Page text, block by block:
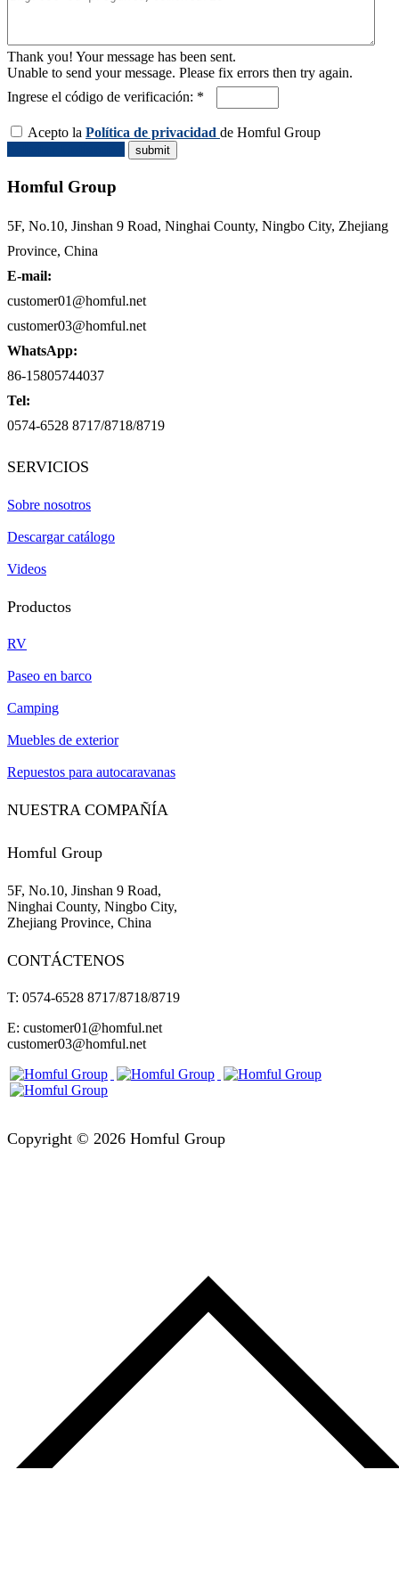
Thank you! Your message has been sent.
Unable to send your message. Please fix errors then try again.
Ingrese el código de verificación: *
Acepto la Política de privacidad de Homful Group
Homful Group
5F, No.10, Jinshan 9 Road, Ninghai County, Ningbo City, Zhejiang
Province, China
E-mail:
customer01@homful.net
customer03@homful.net
WhatsApp:
86-15805744037
Tel:
0574-6528 8717/8718/8719
SERVICIOS
Sobre nosotros
Descargar catálogo
Videos
Productos
RV
Paseo en barco
Camping
Muebles de exterior
Repuestos para autocaravanas
NUESTRA COMPAÑÍA
Homful Group
5F, No.10, Jinshan 9 Road,
Ninghai County, Ningbo City,
Zhejiang Province, China
CONTÁCTENOS
T: 0574-6528 8717/8718/8719
E: customer01@homful.net
customer03@homful.net
Copyright © 2026 Homful Group